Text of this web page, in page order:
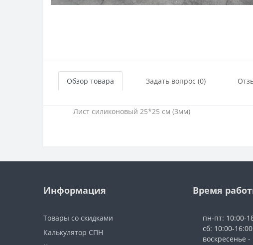
Обзор товара Задать вопрос (0)
Лист силиконовый 25*25 см (3мм)
Информация
Товары со скидками
Калькулятор СПН
Время
пн-пт: 10:00-
сб: 10:00-16:00
воскресенье